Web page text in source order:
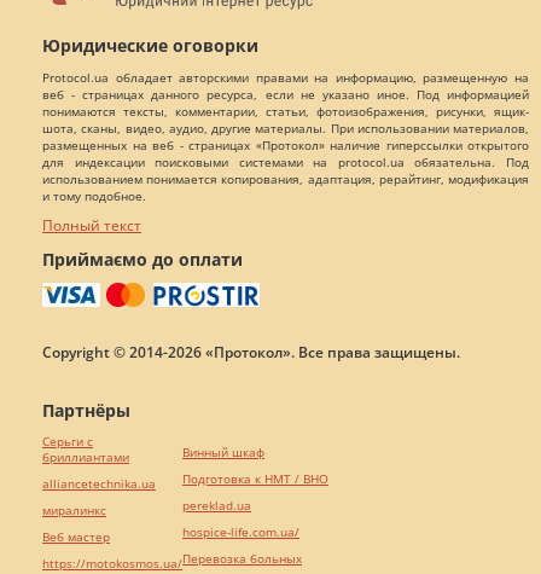
Юридические оговорки
Protocol.ua обладает авторскими правами на информацию, размещенную на
веб - страницах данного ресурса, если не указано иное. Под информацией
понимаются тексты, комментарии, статьи, фотоизображения, рисунки, ящик-
шота, сканы, видео, аудио, другие материалы. При использовании материалов,
размещенных на веб - страницах «Протокол» наличие гиперссылки открытого
для индексации поисковыми системами на protocol.ua обязательна. Под
использованием понимается копирования, адаптация, рерайтинг, модификация
и тому подобное.
Полный текст
Приймаємо до оплати
Copyright © 2014-2026 «Протокол». Все права защищены.
Партнёры
Серьги с
бриллиантами
alliancetechnika.ua
миралинкс
Веб мастер
https://motokosmos.ua/
Винный шкаф
Подготовка к НМТ / ВНО
pereklad.ua
hospice-life.com.ua/
Перевозка больных